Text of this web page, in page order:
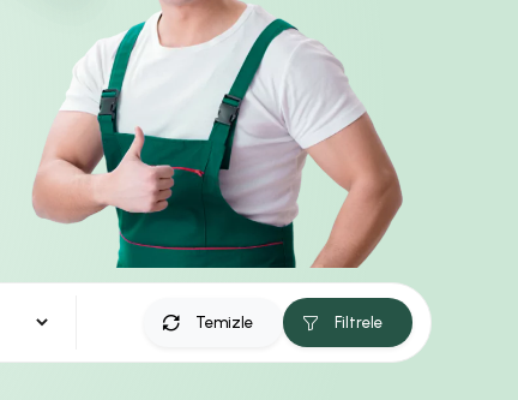
Temizle Filtrele